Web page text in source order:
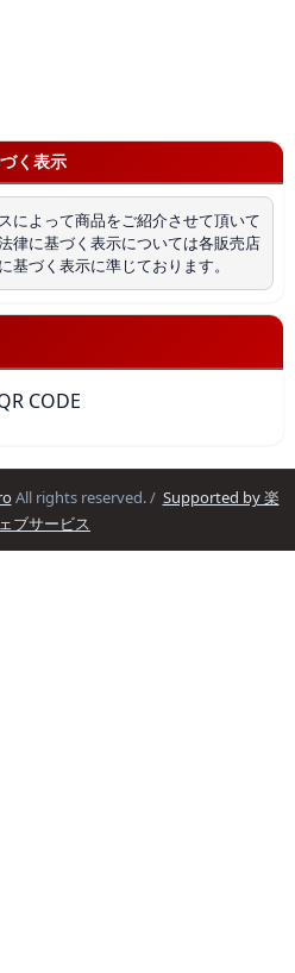
く表示
によって商品をご紹介させて頂いて
律に基づく表示については各販売店
づく表示に準じております。
All rights reserved. / Supported by 楽
ブサービス